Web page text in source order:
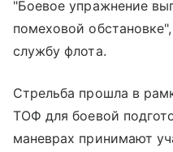
"Боевое упражнение
помеховой
службу флота.
Стрельба прошла в
ТОФ для боевой
маневрах принимают